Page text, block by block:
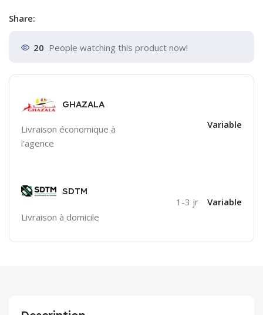
Share:
20 People watching this product now!
GHAZALA
Livraison économique à
l'agence
Variable
SDTM
Livraison à domicile
1-3 jr Variable